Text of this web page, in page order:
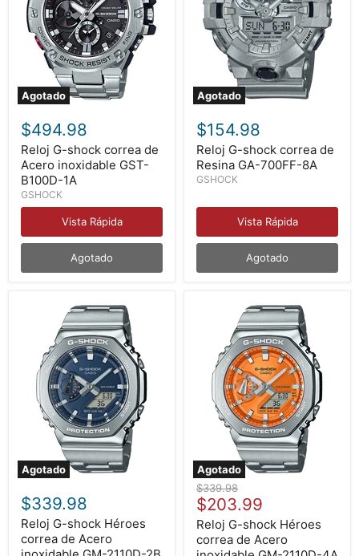
Agotado
G-
shock
correa
de
Acero
inoxidable
GST-
B100D-
$494.98
Reloj G-shock correa de
Acero inoxidable GST-
B100D-1A
GSHOCK
Vista Rápida
Agotado
Agotado
G-
shock
correa
de
Resina
GA-
8A
$154.98
Reloj G-shock correa de
Resina GA-700FF-8A
GSHOCK
Vista Rápida
Agotado
Agotado
G-
shock
Héroes
correa
de
$339.98
Reloj G-shock Héroes
correa de Acero
Agotado
Reloj
G-
shock
Héroes
correa
de
Precio
original
$339.98
Precio
actual
$203.99
Reloj G-shock Héroes
correa de Acero